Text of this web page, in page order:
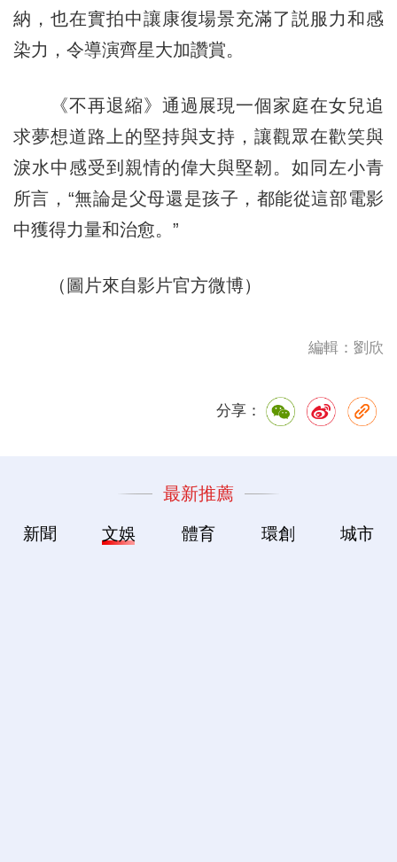
納，也在實拍中讓康復場景充滿了説服力和感
染力，令導演齊星大加讚賞。
《不再退縮》通過展現一個家庭在女兒追
求夢想道路上的堅持與支持，讓觀眾在歡笑與
淚水中感受到親情的偉大與堅韌。如同左小青
所言，“無論是父母還是孩子，都能從這部電影
中獲得力量和治愈。”
（圖片來自影片官方微博）
編輯：劉欣
分享：
最新推薦
新聞 文娛 體育 環創 城市